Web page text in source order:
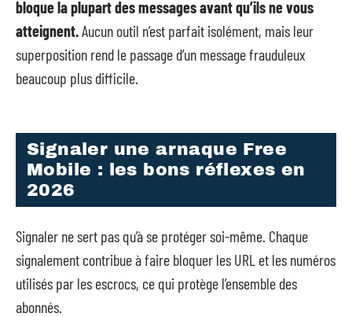
bloque la plupart des messages avant qu’ils ne vous
atteignent.Aucun outil n’est parfait isolément, mais leur
superposition rend le passage d’un message frauduleux
beaucoup plus difficile.
Signaler une arnaque Free
Mobile : les bons réflexes en
2026
Signaler ne sert pas qu’à se protéger soi-même. Chaque
signalement contribue à faire bloquer les URL et les numéros
utilisés par les escrocs, ce qui protège l’ensemble des
abonnés.